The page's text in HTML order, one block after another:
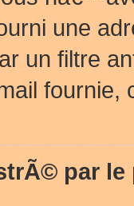
une
un filtre
fournie,
par